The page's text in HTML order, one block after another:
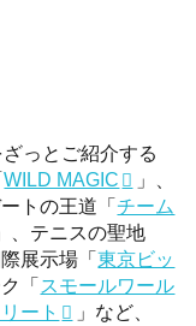
っとご紹介する
WILD MAGIC
」、
ートの王道「チーム
、テニスの聖地
展示場「東京ビッ
「スモールワール
ート
」など、